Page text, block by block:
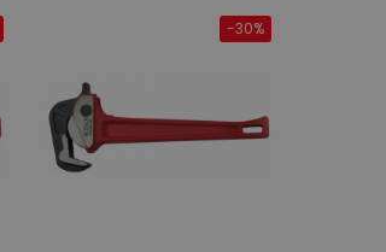
-30%